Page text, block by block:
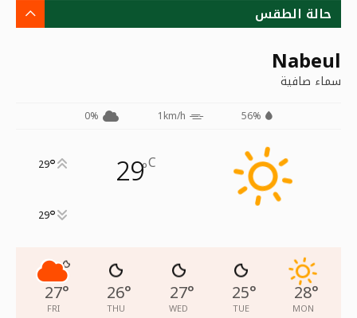
حالة الطقس
Nabeul
سماء صافية
56%
1km/h
0%
29°C
29°
29°
28°
MON
25°
TUE
27°
WED
26°
THU
27°
FRI